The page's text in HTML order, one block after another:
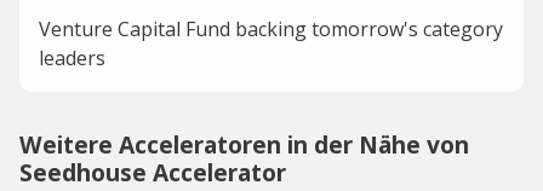
Venture Capital Fund backing tomorrow's category
leaders
Weitere Acceleratoren in der Nähe von
Seedhouse Accelerator